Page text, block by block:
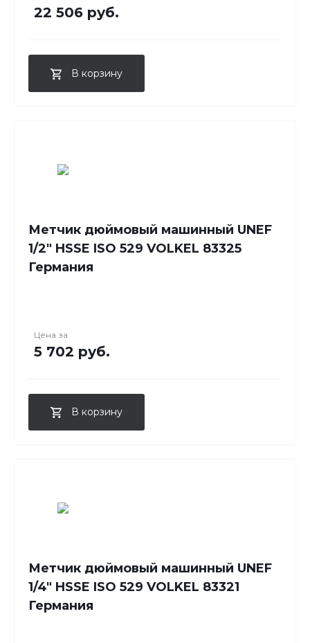
22 506 руб.
В корзину
Метчик дюймовый машинный UNEF
1/2" HSSE ISO 529 VOLKEL 83325
Германия
Цена за
5 702 руб.
В корзину
Метчик дюймовый машинный UNEF
1/4" HSSE ISO 529 VOLKEL 83321
Германия